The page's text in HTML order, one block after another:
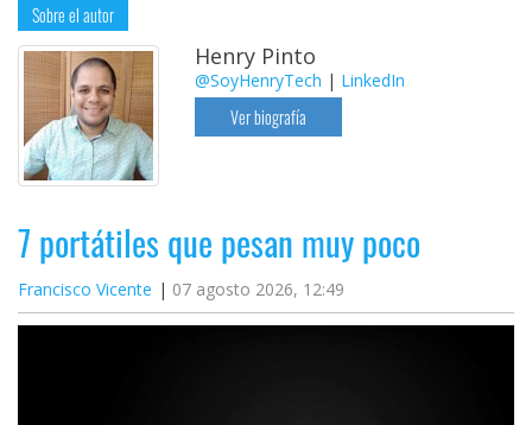
Sobre el autor
Henry Pinto
@SoyHenryTech | LinkedIn
Ver biografía
7 portátiles que pesan muy poco
Francisco Vicente 07 agosto 2026, 12:49